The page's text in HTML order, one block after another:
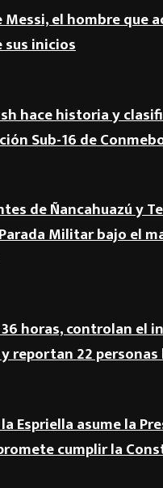
Messi, el hombre que
sus inicios
hace historia y
Sub-16 de
de Ñancahuazú y
Militar bajo el
horas, controlan el
reportan 22
Espriella asume la
cumplir la